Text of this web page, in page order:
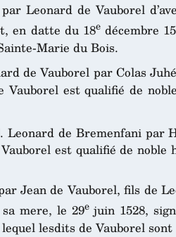
Leonard de Vauborel
en datte du 18edécembre
Marie du Bois.
de Vauborel par Colas
est qualifié de
Leonard de Bremenfani par
est qualifié de
Jean de Vauborel, fils de
mere, le 29ejuin 1528,
lesdits de Vauborel